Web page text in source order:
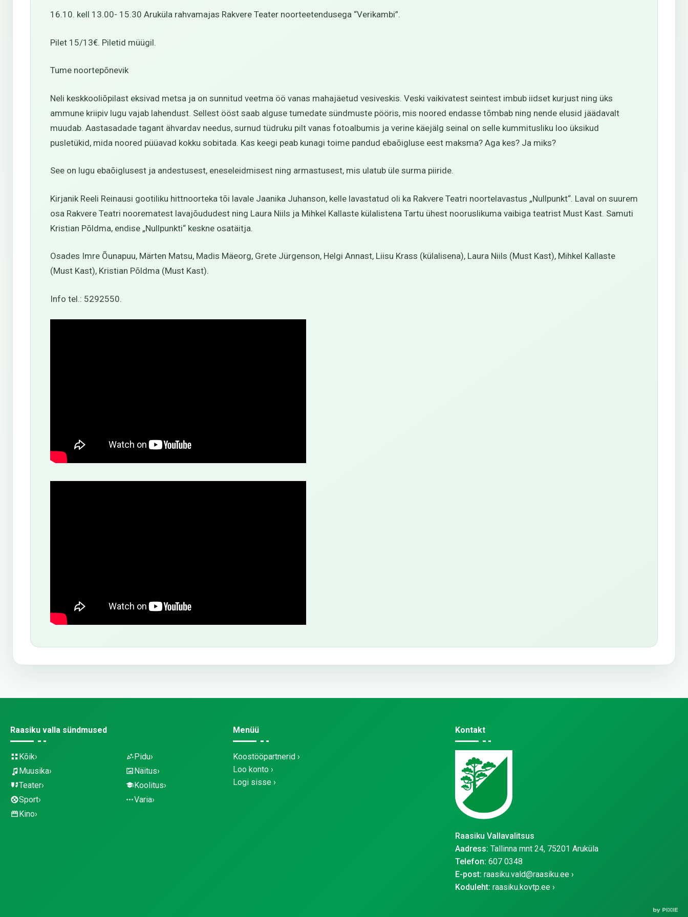
16.10. kell 13.00- 15.30 Aruküla rahvamajas Rakvere Teater noorteetendusega “Verikambi”.
Pilet 15/13€. Piletid müügil.
Tume noortepõnevik
Neli keskkooliõpilast eksivad metsa ja on sunnitud veetma öö vanas mahajäetud vesiveskis. Veski vaikivatest seintest imbub iidset kurjust ning üks
ammune kriipiv lugu vajab lahendust. Sellest ööst saab alguse tumedate sündmuste pööris, mis noored endasse tõmbab ning nende elusid jäädavalt
muudab. Aastasadade tagant ähvardav needus, surnud tüdruku pilt vanas fotoalbumis ja verine käejälg seinal on selle kummitusliku loo üksikud
pusletükid, mida noored püüavad kokku sobitada. Kas keegi peab kunagi toime pandud ebaõigluse eest maksma? Aga kes? Ja miks?
See on lugu ebaõiglusest ja andestusest, eneseleidmisest ning armastusest, mis ulatub üle surma piiride.
Kirjanik Reeli Reinausi gootiliku hittnoorteka tõi lavale Jaanika Juhanson, kelle lavastatud oli ka Rakvere Teatri noortelavastus „Nullpunkt“. Laval on suurem
osa Rakvere Teatri noorematest lavajõududest ning Laura Niils ja Mihkel Kallaste külalistena Tartu ühest nooruslikuma vaibiga teatrist Must Kast. Samuti
Kristian Põldma, endise „Nullpunkti“ keskne osatäitja.
Osades Imre Õunapuu, Märten Matsu, Madis Mäeorg, Grete Jürgenson, Helgi Annast, Liisu Krass (külalisena), Laura Niils (Must Kast), Mihkel Kallaste
(Must Kast), Kristian Põldma (Must Kast).
Info tel.: 5292550.
Raasiku valla sündmused
Kõik
Muusika
Teater
Sport
Kino
Pidu
Näitus
Koolitus
Varia
Menüü
Koostööpartnerid
Loo konto
Logi sisse
Kontakt
Raasiku Vallavalitsus
Aadress: Tallinna mnt 24, 75201 Aruküla
Telefon: 607 0348
E-post: raasiku.vald@raasiku.ee
Koduleht: raasiku.kovtp.ee